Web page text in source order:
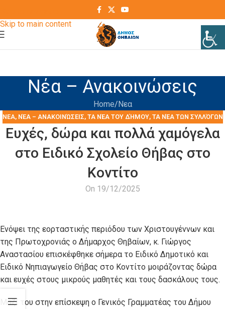
Skip to main content
Νέα – Ανακοινώσεις
Home Νεα
ΝΕΑ, ΝΈΑ – ΑΝΑΚΟΙΝΏΣΕΙΣ, ΤΑ ΝΈΑ ΤΟΥ ΔΉΜΟΥ, ΤΑ ΝΈΑ ΤΩΝ ΣΥΛΛΌΓΩΝ
Ευχές, δώρα και πολλά χαμόγελα
στο Ειδικό Σχολείο Θήβας στο
Κοντίτο
On 19/12/2025
Ενόψει της εορταστικής περιόδου των Χριστουγέννων και
της Πρωτοχρονιάς ο Δήμαρχος Θηβαίων, κ. Γιώργος
Αναστασίου επισκέφθηκε σήμερα το Ειδικό Δημοτικό και
Ειδικό Νηπιαγωγείο Θήβας στο Κοντίτο μοιράζοντας δώρα
και ευχές στους μικρούς μαθητές και τους δασκάλους τους.
Μαζί του στην επίσκεψη ο Γενικός Γραμματέας του Δήμου